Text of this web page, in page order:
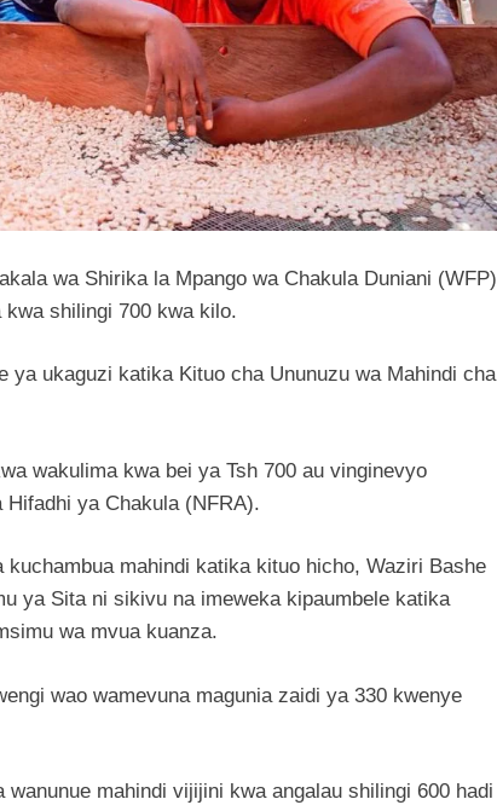
wa Shirika la Mpango wa Chakula Duniani (WFP)
kwa shilingi 700 kwa kilo.
ukaguzi katika Kituo cha Ununuzu wa Mahindi cha
wakulima kwa bei ya Tsh 700 au vinginevyo
Hifadhi ya Chakula (NFRA).
mahindi katika kituo hicho, Waziri Bashe
ya Sita ni sikivu na imeweka kipaumbele katika
wa mvua kuanza.
wao wamevuna magunia zaidi ya 330 kwenye
mahindi vijijini kwa angalau shilingi 600 hadi